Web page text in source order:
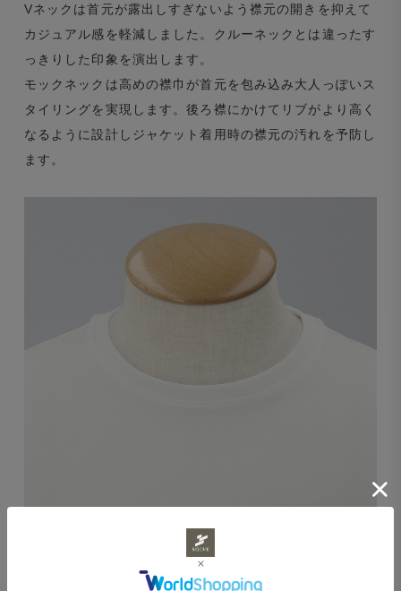
Vネックは首元が露出しすぎないよう襟元の開きを抑えて
カジュアル感を軽減しました。クルーネックとは違ったす
っきりした印象を演出します。
モックネックは高めの襟巾が首元を包み込み大人っぽいス
タイリングを実現します。後ろ襟にかけてリブがより高く
なるように設計しジャケット着用時の襟元の汚れを予防し
ます。